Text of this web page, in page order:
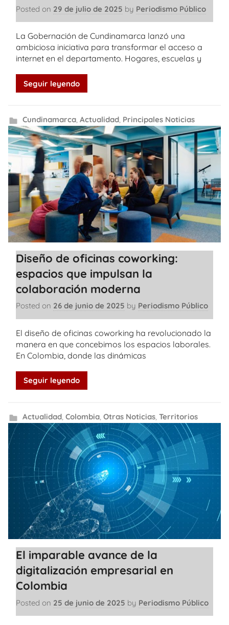
Posted on 29 de julio de 2025 by Periodismo Público
La Gobernación de Cundinamarca lanzó una
ambiciosa iniciativa para transformar el acceso a
internet en el departamento. Hogares, escuelas y
Seguir leyendo
Cundinamarca, Actualidad, Principales Noticias
Diseño de oficinas coworking:
espacios que impulsan la
colaboración moderna
Posted on 26 de junio de 2025 by Periodismo Público
El diseño de oficinas coworking ha revolucionado la
manera en que concebimos los espacios laborales.
En Colombia, donde las dinámicas
Seguir leyendo
Actualidad, Colombia, Otras Noticias, Territorios
El imparable avance de la
digitalización empresarial en
Colombia
Posted on 25 de junio de 2025 by Periodismo Público